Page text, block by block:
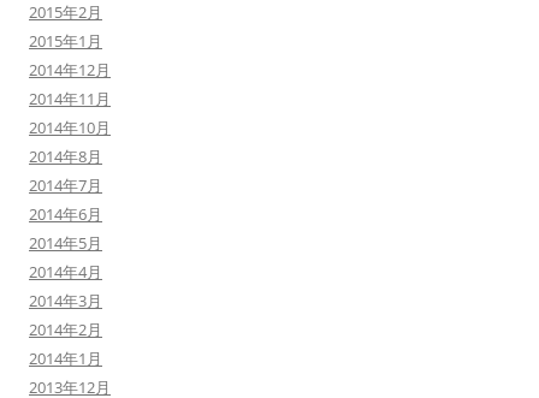
2015年2月
2015年1月
2014年12月
2014年11月
2014年10月
2014年8月
2014年7月
2014年6月
2014年5月
2014年4月
2014年3月
2014年2月
2014年1月
2013年12月